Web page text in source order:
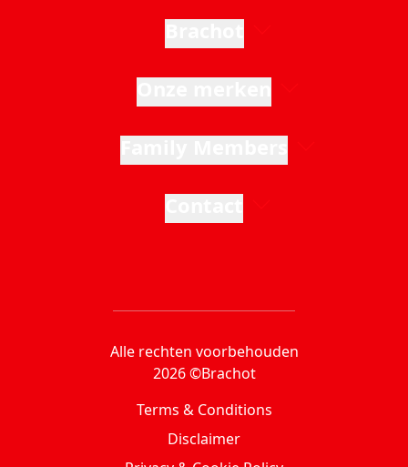
Alle rechten voorbehouden
2026 ©Brachot
Terms & Conditions
Disclaimer